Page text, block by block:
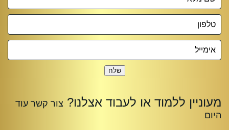
שלח